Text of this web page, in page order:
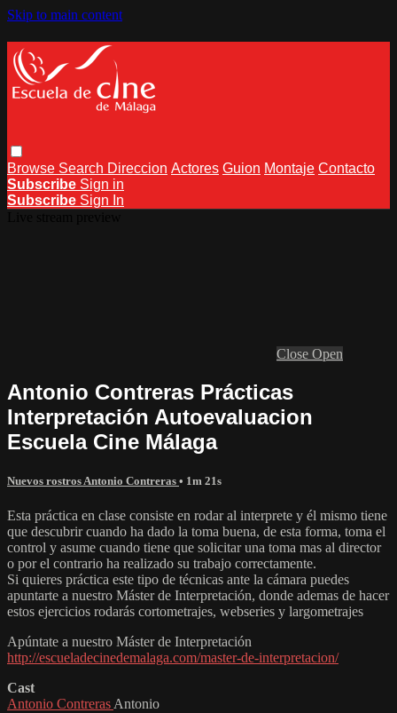
Skip to main content
Browse Search Direccion Actores Guion Montaje Contacto
Subscribe Sign in
Subscribe Sign In
Close Open
Antonio Contreras Prácticas
Interpretación Autoevaluacion
Escuela Cine Málaga
Nuevos rostros Antonio Contreras • 1m 21s
Esta práctica en clase consiste en rodar al interprete y él mismo tiene
que descubrir cuando ha dado la toma buena, de esta forma, toma el
control y asume cuando tiene que solicitar una toma mas al director
o por el contrario ha realizado su trabajo correctamente.
Si quieres práctica este tipo de técnicas ante la cámara puedes
apuntarte a nuestro Máster de Interpretación, donde ademas de hacer
estos ejercicios rodarás cortometrajes, webseries y largometrajes
Apúntate a nuestro Máster de Interpretación
http://escueladecinedemalaga.com/master-de-interpretacion/
Cast
Antonio Contreras Antonio